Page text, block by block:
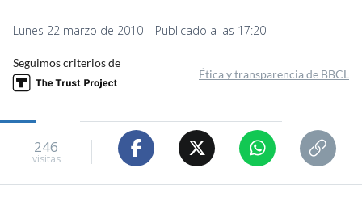
Lunes 22 marzo de 2010 | Publicado a las 17:20
Seguimos criterios de
Ética y transparencia de BBCL
246
visitas